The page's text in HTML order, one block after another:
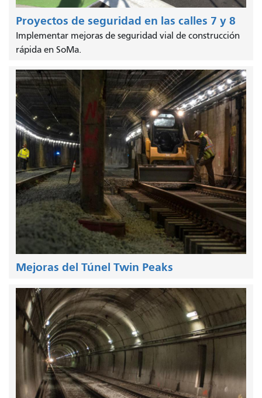
Proyectos de seguridad en las calles 7 y 8
Implementar mejoras de seguridad vial de construcción
rápida en SoMa.
Mejoras del Túnel Twin Peaks